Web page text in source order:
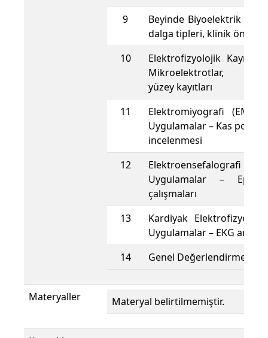
9
Beyinde Biyoelektrik
dalga tipleri, klinik önemi
10
Elektrofizyolojik Kayıt
Mikroelektrotlar,
yüzey kayıtları
11
Elektromiyografi
Uygulamalar – Kas
incelenmesi
12
Elektroensefalografi
Uygulamalar –
çalışmaları
13
Kardiyak
Uygulamalar – EKG
14
Genel Değerlendirme
Materyaller Materyal belirtilmemiştir.